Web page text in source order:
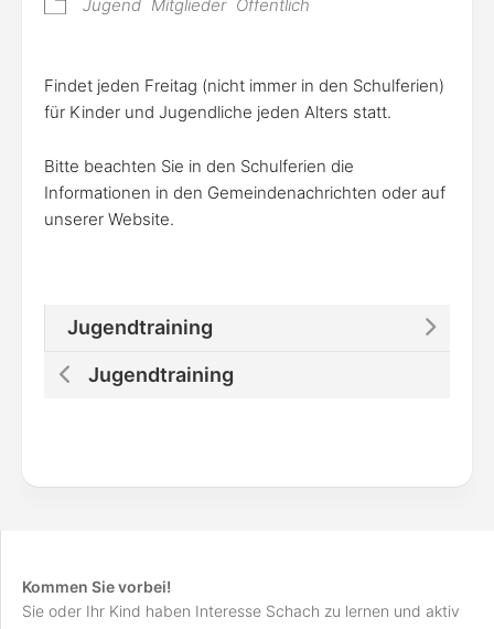
Jugend Mitglieder Öffentlich
Findet jeden Freitag (nicht immer in den Schulferien)
für Kinder und Jugendliche jeden Alters statt.
Bitte beachten Sie in den Schulferien die
Informationen in den Gemeindenachrichten oder auf
unserer Website.
Jugendtraining
Jugendtraining
Kommen Sie vorbei!
Sie oder Ihr Kind haben Interesse Schach zu lernen und aktiv